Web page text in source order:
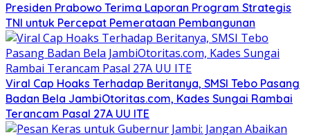
Presiden Prabowo Terima Laporan Program Strategis
TNI untuk Percepat Pemerataan Pembangunan
Viral Cap Hoaks Terhadap Beritanya, SMSI Tebo Pasang
Badan Bela JambiOtoritas.com, Kades Sungai Rambai
Terancam Pasal 27A UU ITE